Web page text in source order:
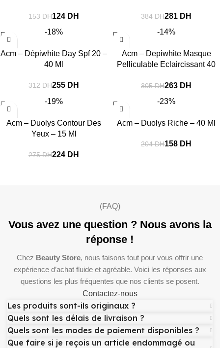
153DH124 DH 384DH281 DH
-18%
Acm – Dépiwhite Day Spf 20 –
40 Ml
312DH255 DH
-14%
Acm – Depiwhite Masque
Pelliculable Eclaircissant 40
305DH263 DH
-19%
Acm – Duolys Contour Des
Yeux – 15 Ml
275DH224 DH
-23%
Acm – Duolys Riche – 40 Ml
204DH158 DH
(FAQ)
Vous avez une question ? Nous avons la
réponse !
Chez Beauty Store, nous faisons tout pour vous offrir une
expérience d’achat fluide et agréable. Voici les réponses aux
questions les plus fréquentes que nos clients se posent.
Contactez-nous
Les produits sont-ils originaux ?
Quels sont les délais de livraison ?
Quels sont les modes de paiement disponibles ?
Que faire si je reçois un article endommagé ou